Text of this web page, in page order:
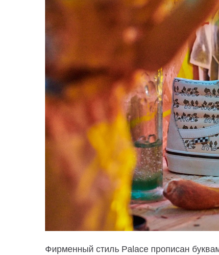
Фирменный стиль Palace прописан